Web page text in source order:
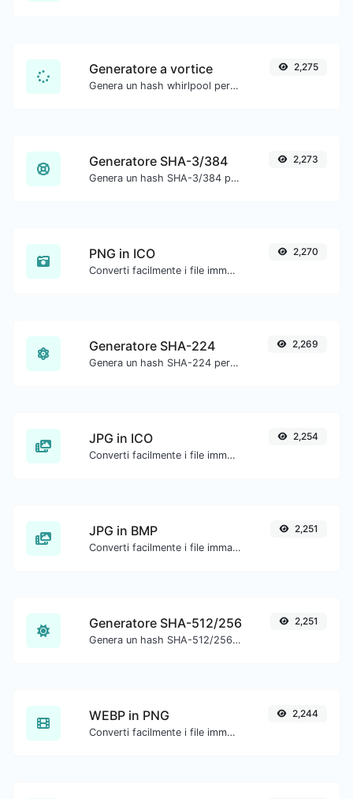
Generatore a vortice
Genera un hash whirlpool per qualsiasi input di stringa.
2,275
Generatore SHA-3/384
Genera un hash SHA-3/384 per qualsiasi input di stringa.
2,273
PNG in ICO
Converti facilmente i file immagine PNG in ICO.
2,270
Generatore SHA-224
Genera un hash SHA-224 per qualsiasi input di stringa.
2,269
JPG in ICO
Converti facilmente i file immagine JPG in ICO.
2,254
JPG in BMP
Converti facilmente i file immagine JPG in BMP.
2,251
Generatore SHA-512/256
Genera un hash SHA-512/256 per qualsiasi input di stringa.
2,251
WEBP in PNG
Converti facilmente i file immagine WEBP in PNG.
2,244